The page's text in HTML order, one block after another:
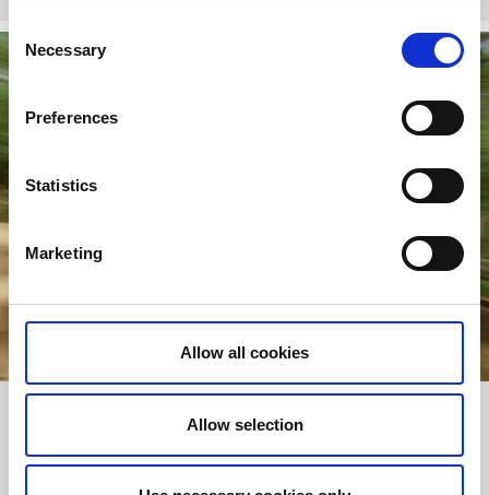
Consent
Selection
Necessary
Preferences
Statistics
Marketing
Allow all cookies
Allow selection
ÖRNEN